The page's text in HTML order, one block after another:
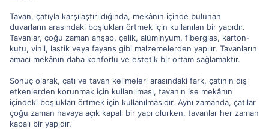
Tavan, çatıyla karşılaştırıldığında, mekânın içinde bulunan
duvarların arasındaki boşlukları örtmek için kullanılan bir yapıdır.
Tavanlar, çoğu zaman ahşap, çelik, alüminyum, fiberglas, karton-
kutu, vinil, lastik veya fayans gibi malzemelerden yapılır. Tavanların
amacı mekânın daha konforlu ve estetik bir ortam sağlamaktır.
Sonuç olarak, çatı ve tavan kelimeleri arasındaki fark, çatının dış
etkenlerden korunmak için kullanılması, tavanın ise mekânın
içindeki boşlukları örtmek için kullanılmasıdır. Aynı zamanda, çatılar
çoğu zaman havaya açık kapalı bir yapı olurken, tavanlar her zaman
kapalı bir yapıdır.